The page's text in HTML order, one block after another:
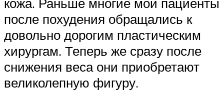
после похудения обращались к
довольно дорогим пластическим
хирургам. Теперь же сразу после
снижения веса они приобретают
великолепную фигуру.